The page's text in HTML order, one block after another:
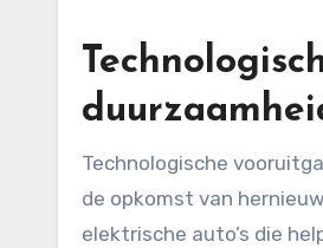
Technologische
de opkomst van
elektrische auto’s die